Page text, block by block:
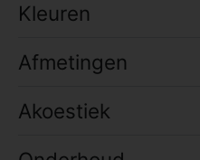
Kleuren
Afmetingen
Akoestiek